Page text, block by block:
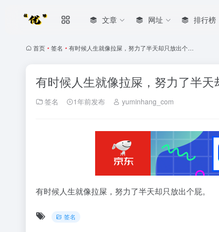
文章 网址 排行榜
首页 • 签名 • 有时候人生就像拉屎，努力了半天却只放出个…
有时候人生就像拉屎，努力了半
签名 1年前发布 yuminhang_com
有时候人生就像拉屎，努力了半天却只放出个屁。
签名